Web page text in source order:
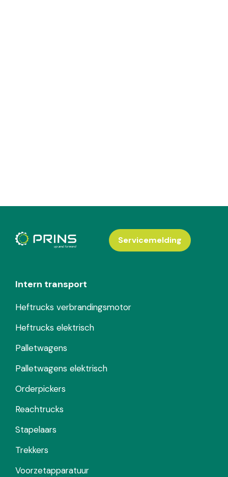
Intern transport
Heftrucks verbrandingsmotor
Heftrucks elektrisch
Palletwagens
Palletwagens elektrisch
Orderpickers
Reachtrucks
Stapelaars
Trekkers
Voorzetapparatuur
Servicemelding